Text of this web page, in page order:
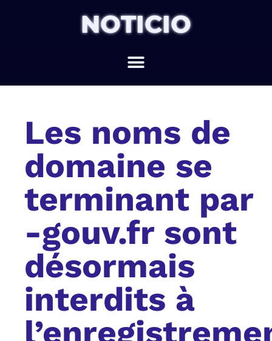
NOTICIO
Les noms de
domaine se
terminant par
-gouv.fr sont
désormais
interdits à